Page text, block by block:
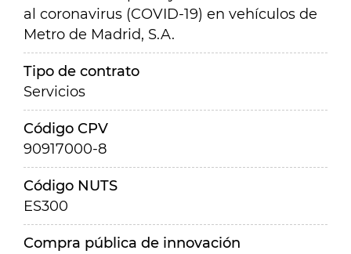
al coronavirus (COVID-19) en vehículos de
Metro de Madrid, S.A.
Tipo de contrato
Servicios
Código CPV
90917000-8
Código NUTS
ES300
Compra pública de innovación